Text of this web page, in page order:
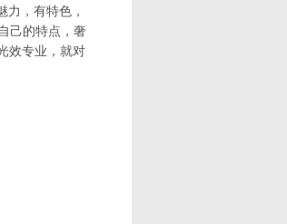
，有特色，
己的特点，奢
效专业，就对